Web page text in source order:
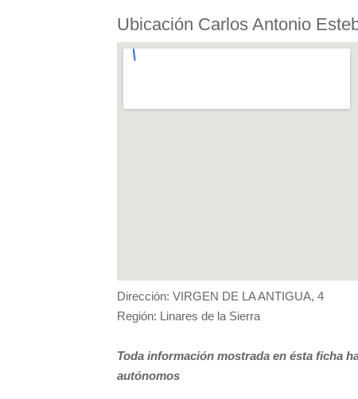
Ubicación Carlos Antonio
Dirección: VIRGEN DE LA ANTIGUA, 4
Región: Linares de la Sierra
Toda información mostrada en ésta ficha
autónomos